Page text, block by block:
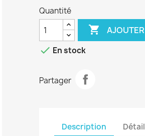
Quantité

 En stock
Partager
Description